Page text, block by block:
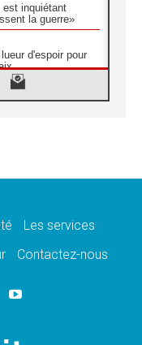
est inquiétant
la guerre»
d'espoir pour
vers
est un acte
de Colomb à
Les services
Contactez-nous